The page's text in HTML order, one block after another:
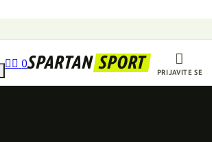
SPARTAN SPORT 
PRIJAVITE SE
 0